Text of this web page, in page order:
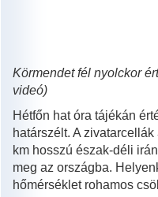
Körmendet fél nyolckor
videó)
Hétfőn hat óra tájékán
határszélt. A
km hosszú észak-déli
meg az országba.
hőmérséklet rohamos